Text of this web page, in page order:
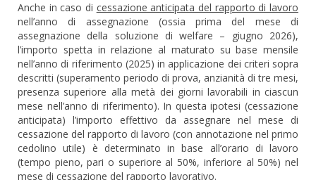
Anche in caso di cessazione anticipata del rapporto di lavoro
nell’anno di assegnazione (ossia prima del mese di
assegnazione della soluzione di welfare – giugno 2026),
l’importo spetta in relazione al maturato su base mensile
nell’anno di riferimento (2025) in applicazione dei criteri sopra
descritti (superamento periodo di prova, anzianità di tre mesi,
presenza superiore alla metà dei giorni lavorabili in ciascun
mese nell’anno di riferimento). In questa ipotesi (cessazione
anticipata) l’importo effettivo da assegnare nel mese di
cessazione del rapporto di lavoro (con annotazione nel primo
cedolino utile) è determinato in base all’orario di lavoro
(tempo pieno, pari o superiore al 50%, inferiore al 50%) nel
mese di cessazione del rapporto lavorativo.